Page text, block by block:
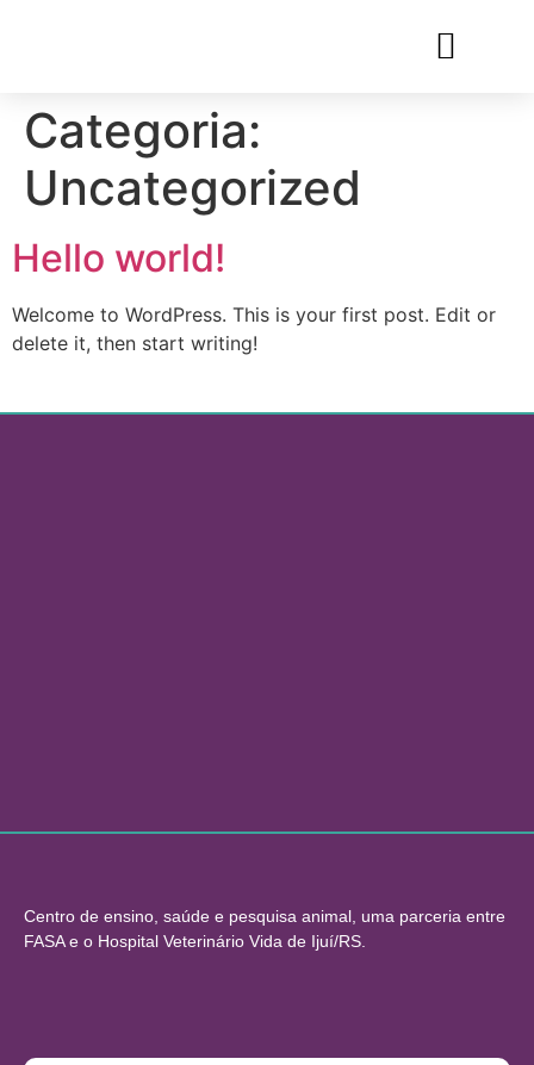
Categoria:
Uncategorized
Hello world!
Welcome to WordPress. This is your first post. Edit or
delete it, then start writing!
Centro de ensino, saúde e pesquisa animal, uma parceria entre
FASA e o Hospital Veterinário Vida de Ijuí/RS.